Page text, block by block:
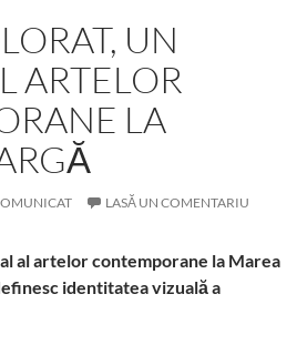
UN
ARTELOR
LA
LASĂ UN COMENTARIU
al artelor contemporane la Marea
identitatea vizuală a